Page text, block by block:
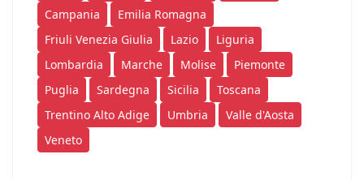
Campania
Emilia Romagna
Friuli Venezia Giulia
Lazio
Liguria
Lombardia
Marche Molise
Piemonte
Puglia
Sardegna Sicilia
Toscana
Trentino Alto Adige
Umbria
Valle d'Aosta
Veneto